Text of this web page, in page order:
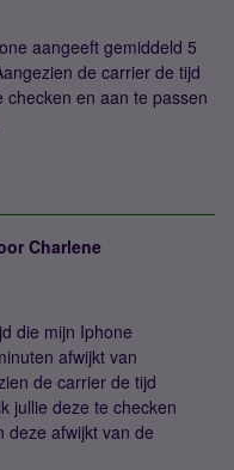
aangeeft gemiddeld 5
de carrier de tijd
en aan te passen
Charlene
die mijn Iphone
afwijkt van
de carrier de tijd
jullie deze te checken
deze afwijkt van de